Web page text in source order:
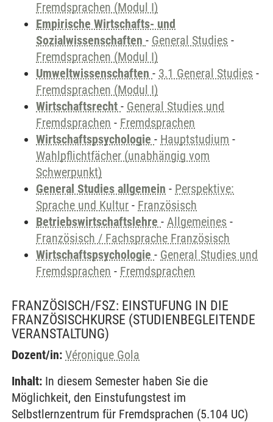
Fremdsprachen (Modul I)
Empirische Wirtschafts- und
Sozialwissenschaften - General Studies -
Fremdsprachen (Modul I)
Umweltwissenschaften - 3.1 General Studies -
Fremdsprachen (Modul I)
Wirtschaftsrecht - General Studies und
Fremdsprachen - Fremdsprachen
Wirtschaftspsychologie - Hauptstudium -
Wahlpflichtfächer (unabhängig vom
Schwerpunkt)
General Studies allgemein - Perspektive:
Sprache und Kultur - Französisch
Betriebswirtschaftslehre - Allgemeines -
Französisch / Fachsprache Französisch
Wirtschaftspsychologie - General Studies und
Fremdsprachen - Fremdsprachen
FRANZÖSISCH/FSZ: EINSTUFUNG IN DIE
FRANZÖSISCHKURSE (STUDIENBEGLEITENDE
VERANSTALTUNG)
Dozent/in: Véronique Gola
Inhalt: In diesem Semester haben Sie die
Möglichkeit, den Einstufungstest im
Selbstlernzentrum für Fremdsprachen (5.104 UC)